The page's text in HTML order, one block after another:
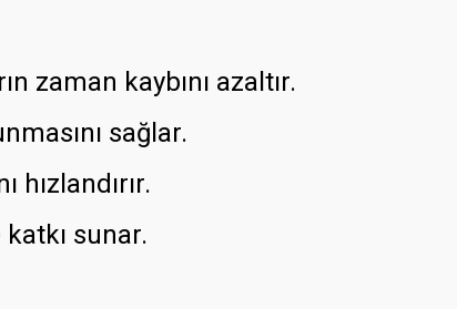
zaman kaybını azaltır.
sağlar.
hızlandırır.
sunar.